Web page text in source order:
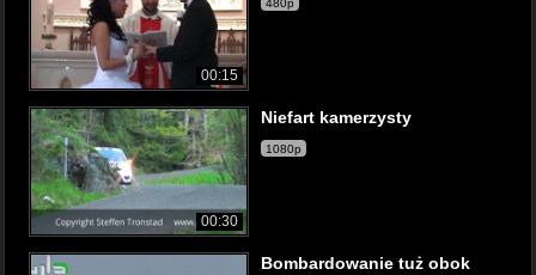
00:15
480p
00:30
Niefart kamerzysty
1080p
Bombardowanie tuż obok